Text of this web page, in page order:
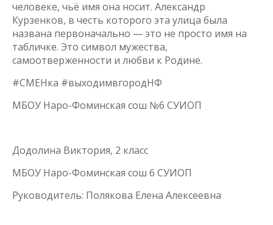
человеке, чьё имя она носит. Александр
Курзенков, в честь которого эта улица была
названа первоначально — это не просто имя на
табличке. Это символ мужества,
самоотверженности и любви к Родине.
#СМЕНка #выходимвгородНФ
МБОУ Наро-Фоминская сош №6 СУИОП
Додолина Виктория, 2 класс
МБОУ Наро-Фоминская сош 6 СУИОП
Руководитель: Полякова Елена Алексеевна